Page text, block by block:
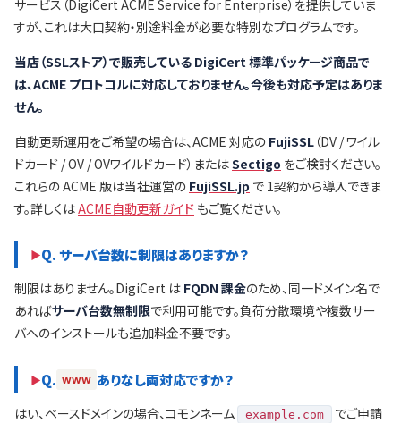
サービス（DigiCert ACME Service for Enterprise）を提供していま
すが、これは大口契約・別途料金が必要な特別なプログラムです。
当店（SSLストア）で販売している DigiCert 標準パッケージ商品で
は、ACME プロトコルに対応しておりません。今後も対応予定はありま
せん。
自動更新運用をご希望の場合は、ACME 対応の FujiSSL （DV / ワイル
ドカード / OV / OVワイルドカード）またはSectigo をご検討ください。
これらの ACME 版は当社運営の FujiSSL.jp で 1契約から導入できま
す。詳しくはACME自動更新ガイド もご覧ください。
Q. サーバ台数に制限はありますか？
制限はありません。DigiCert は FQDN 課金のため、同一ドメイン名で
あればサーバ台数無制限で利用可能です。負荷分散環境や複数サー
バへのインストールも追加料金不要です。
Q. www ありなし両対応ですか？
はい、ベースドメインの場合、コモンネーム example.com
でご申請